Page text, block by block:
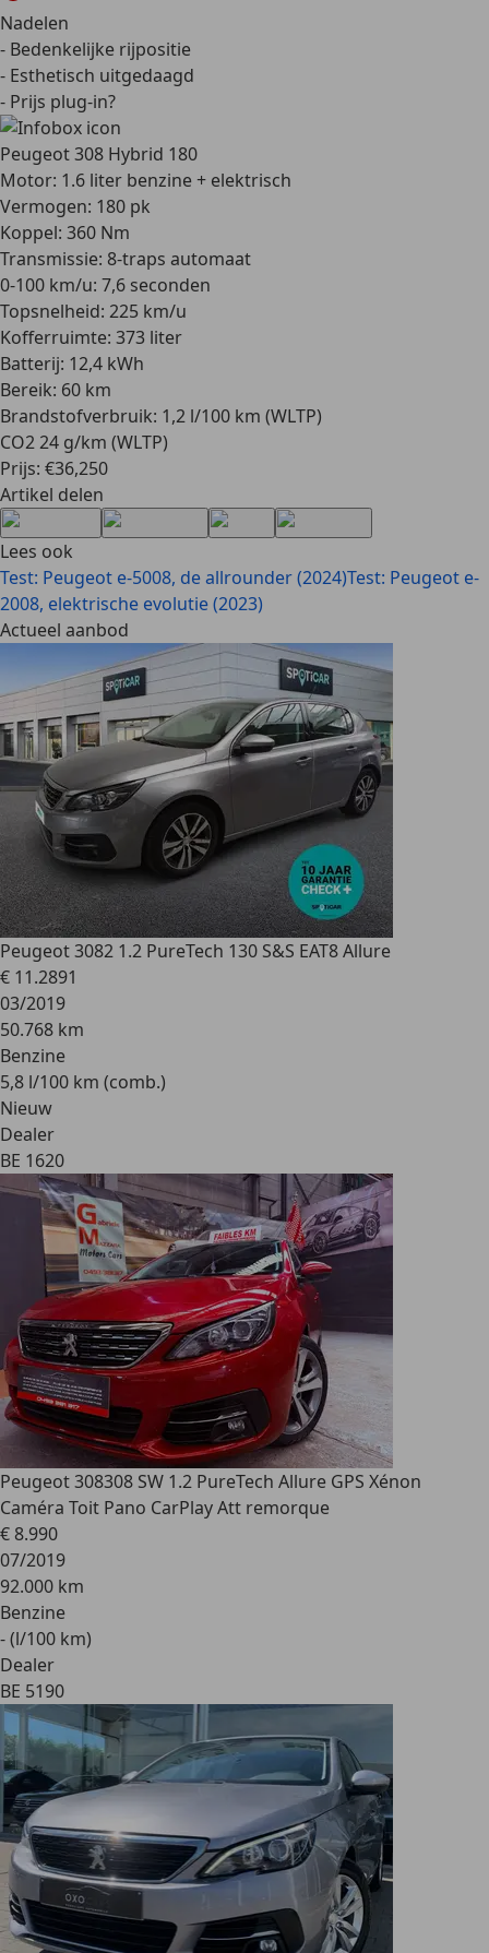
Nadelen
- Bedenkelijke rijpositie
- Esthetisch uitgedaagd
- Prijs plug-in?
Peugeot 308 Hybrid 180
Motor: 1.6 liter benzine + elektrisch
Vermogen: 180 pk
Koppel: 360 Nm
Transmissie: 8-traps automaat
0-100 km/u: 7,6 seconden
Topsnelheid: 225 km/u
Kofferruimte: 373 liter
Batterij: 12,4 kWh
Bereik: 60 km
Brandstofverbruik: 1,2 l/100 km (WLTP)
CO2 24 g/km (WLTP)
Prijs: €36,250
Artikel delen
Lees ook
Test: Peugeot e-5008, de allrounder (2024)Test: Peugeot e-
2008, elektrische evolutie (2023)
Actueel aanbod
Peugeot 3082 1.2 PureTech 130 S&S EAT8 Allure
€ 11.2891
03/2019
50.768 km
Benzine
5,8 l/100 km (comb.)
Nieuw
Dealer
BE 1620
Peugeot 308308 SW 1.2 PureTech Allure GPS Xénon
Caméra Toit Pano CarPlay Att remorque
€ 8.990
07/2019
92.000 km
Benzine
- (l/100 km)
Dealer
BE 5190